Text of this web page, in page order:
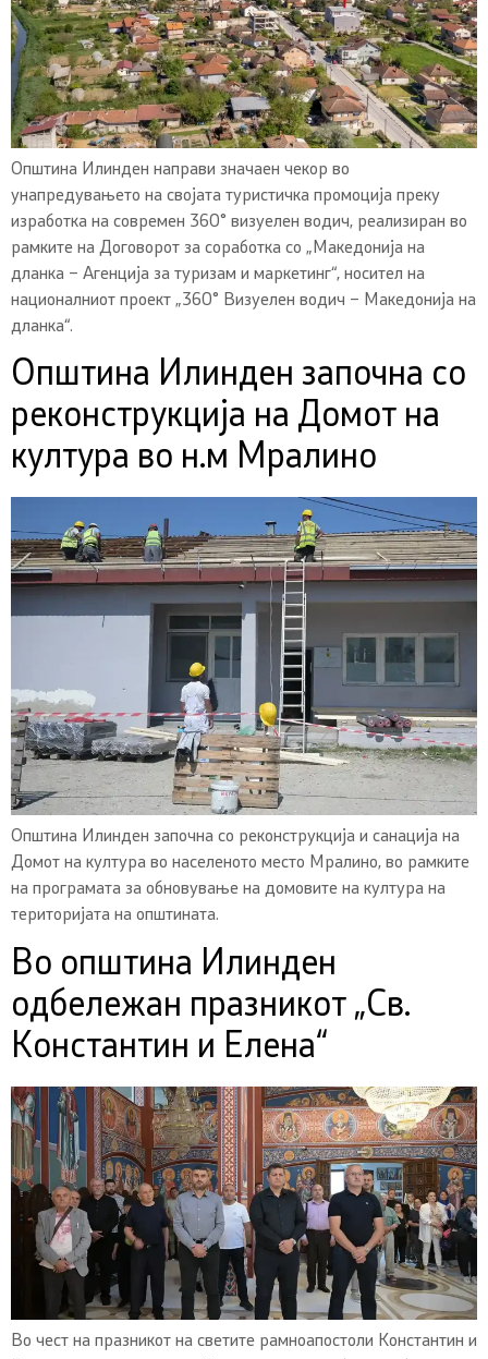
Општина Илинден направи значаен чекор во
унапредувањето на својата туристичка промоција преку
изработка на современ 360° визуелен водич, реализиран во
рамките на Договорот за соработка со „Македонија на
дланка – Агенција за туризам и маркетинг“, носител на
националниот проект „360° Визуелен водич – Македонија на
дланка“.
Општина Илинден започна со
реконструкција на Домот на
култура во н.м Мралино
Општина Илинден започна со реконструкција и санација на
Домот на култура во населеното место Мралино, во рамките
на програмата за обновување на домовите на култура на
територијата на општината.
Во општина Илинден
одбележан празникот „Св.
Константин и Елена“
Во чест на празникот на светите рамноапостоли Константин и